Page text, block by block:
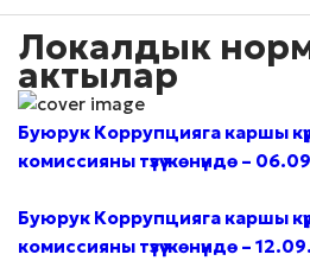
Локалдык
актылар
Буюрук Коррупцияга каршы
комиссияны түзүү жөнүндө –
Буюрук Коррупцияга каршы
комиссияны түзүү жөнүндө –